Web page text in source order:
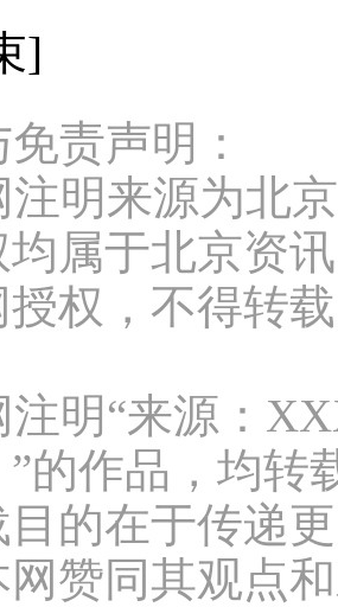
]
责声明：
明来源为北
属于北京资
权，不得转
明“来源：
的作品，均转
的在于传递
赞同其观点